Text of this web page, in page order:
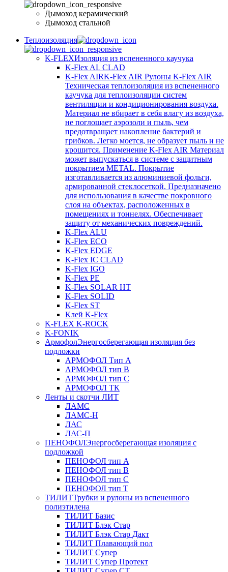
Дымоход керамический
Дымоход стальной
Теплоизоляция
K-FLEXИзоляция из вспененного каучука
K-Flex AL CLAD
K-Flex AIRK-Flex AIR Рулоны K-Flex AIR
Техническая теплоизоляция из вспененного
каучука для теплоизоляции систем
вентиляции и кондиционирования воздуха.
Материал не вбирает в себя влагу из воздуха,
не поглощает аэрозоли и пыль, чем
предотвращает накопление бактерий и
грибков. Легко моется, не образует пыль и не
крошится. Применение K-Flex AIR Материал
может выпускаться в системе c защитным
покрытием METAL. Покрытие
изготавливается из алюминиевой фольги,
армированной стеклосеткой. Предназначено
для использования в качестве покровного
слоя на объектах, расположенных в
помещениях и тоннелях. Обеспечивает
защиту от механических повреждений.
K-Flex ALU
K-Flex ECO
K-Flex EDGE
K-Flex IC CLAD
K-Flex IGO
K-Flex PE
K-Flex SOLAR HT
K-Flex SOLID
K-Flex ST
Клей K-Flex
K-FLEX K-ROCK
K-FONIK
АрмофолЭнергосберегающая изоляция без
подложки
АРМОФОЛ Тип А
АРМОФОЛ тип В
АРМОФОЛ тип C
АРМОФОЛ ТК
Ленты и скотчи ЛИТ
ЛАМС
ЛАМС-Н
ЛАС
ЛАС-П
ПЕНОФОЛЭнергосберегающая изоляция с
подложкой
ПЕНОФОЛ тип А
ПЕНОФОЛ тип B
ПЕНОФОЛ тип C
ПЕНОФОЛ тип T
ТИЛИТТрубки и рулоны из вспененного
полиэтилена
ТИЛИТ Базис
ТИЛИТ Блэк Стар
ТИЛИТ Блэк Стар Дакт
ТИЛИТ Плавающий пол
ТИЛИТ Супер
ТИЛИТ Супер Протект